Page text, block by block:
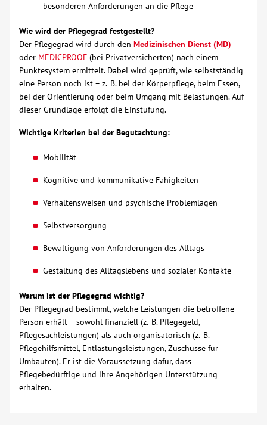
Karriere
Ausbildung
Glossar
Suche
AWO BB Süd
besonderen Anforderungen an die Pflege
Wie wird der Pflegegrad festgestellt?
Der Pflegegrad wird durch den Medizinischen Dienst (MD)
oder MEDICPROOF (bei Privatversicherten) nach einem
Punktesystem ermittelt. Dabei wird geprüft, wie selbstständig
eine Person noch ist – z. B. bei der Körperpflege, beim Essen,
bei der Orientierung oder beim Umgang mit Belastungen. Auf
dieser Grundlage erfolgt die Einstufung.
Wichtige Kriterien bei der Begutachtung:
Mobilität
Kognitive und kommunikative Fähigkeiten
Verhaltensweisen und psychische Problemlagen
Selbstversorgung
Bewältigung von Anforderungen des Alltags
Gestaltung des Alltagslebens und sozialer Kontakte
Warum ist der Pflegegrad wichtig?
Der Pflegegrad bestimmt, welche Leistungen die betroffene
Person erhält – sowohl finanziell (z. B. Pflegegeld,
Pflegesachleistungen) als auch organisatorisch (z. B.
Pflegehilfsmittel, Entlastungsleistungen, Zuschüsse für
Umbauten). Er ist die Voraussetzung dafür, dass
Pflegebedürftige und ihre Angehörigen Unterstützung
erhalten.